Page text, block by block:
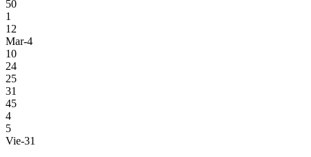
50
1
12
Mar-4
10
24
25
31
45
4
5
Vie-31